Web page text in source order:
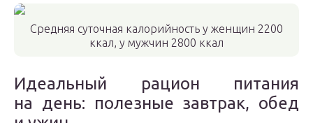
Средняя суточная калорийность у женщин 2200
ккал, у мужчин 2800 ккал
Идеальный рацион питания
на день: полезные завтрак, обед